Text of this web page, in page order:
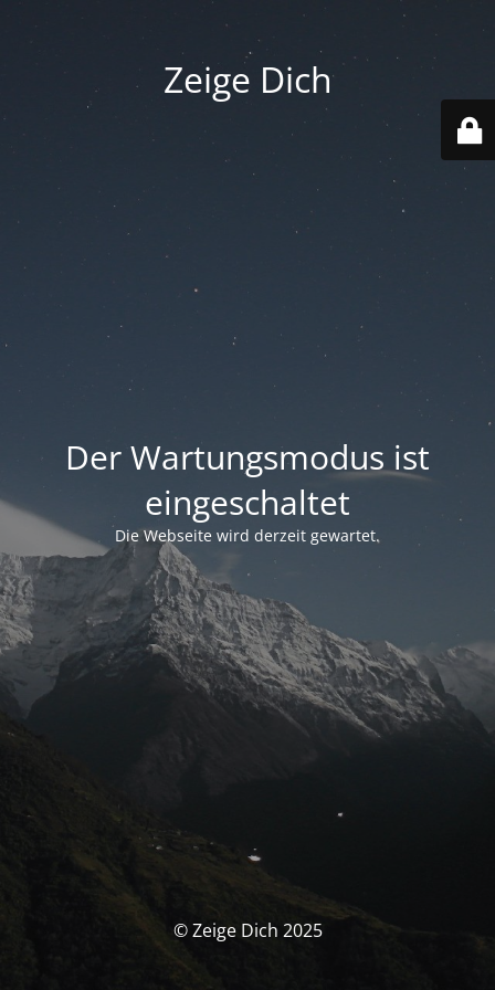
Zeige Dich
Der Wartungsmodus ist
eingeschaltet
Die Webseite wird derzeit gewartet.
© Zeige Dich 2025